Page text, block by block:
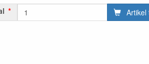
Artikel